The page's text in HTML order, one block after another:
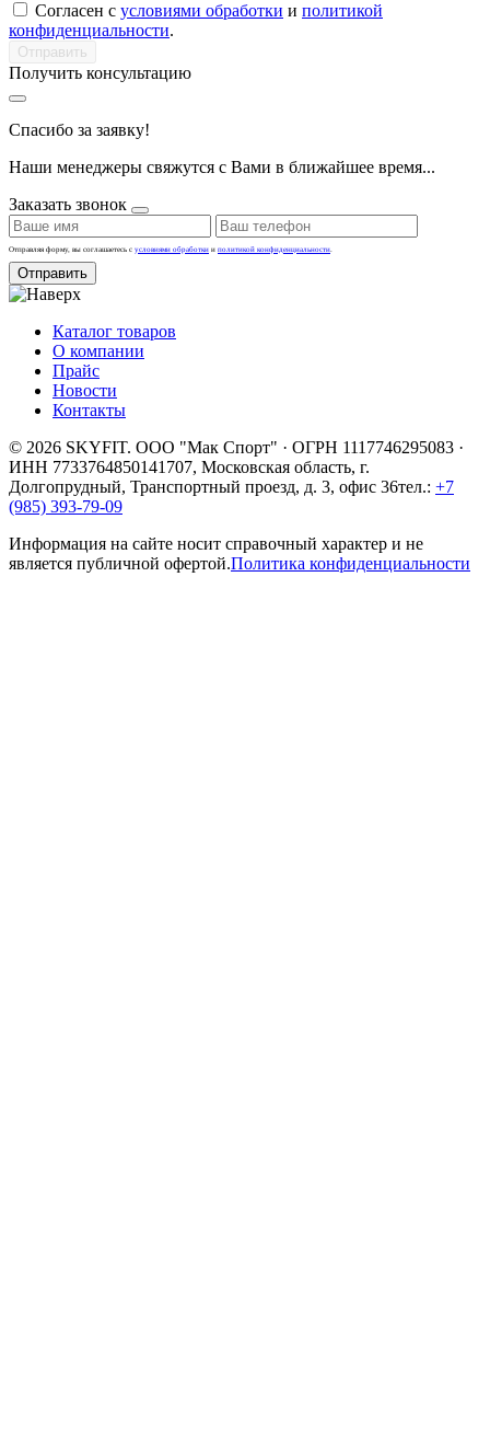
Согласен с условиями обработки и политикой
конфиденциальности.
Получить консультацию
Спасибо за заявку!
Наши менеджеры свяжутся с Вами в ближайшее время...
Заказать звонок
Отправляя форму, вы соглашаетесь с условиями обработки и политикой конфиденциальности.
Отправить
Каталог товаров
О компании
Прайс
Новости
Контакты
© 2026 SKYFIT. ООО "Мак Спорт" · ОГРН 1117746295083 ·
ИНН 7733764850141707, Московская область, г.
Долгопрудный, Транспортный проезд, д. 3, офис 36тел.: +7
(985) 393-79-09
Информация на сайте носит справочный характер и не
является публичной офертой.Политика конфиденциальности